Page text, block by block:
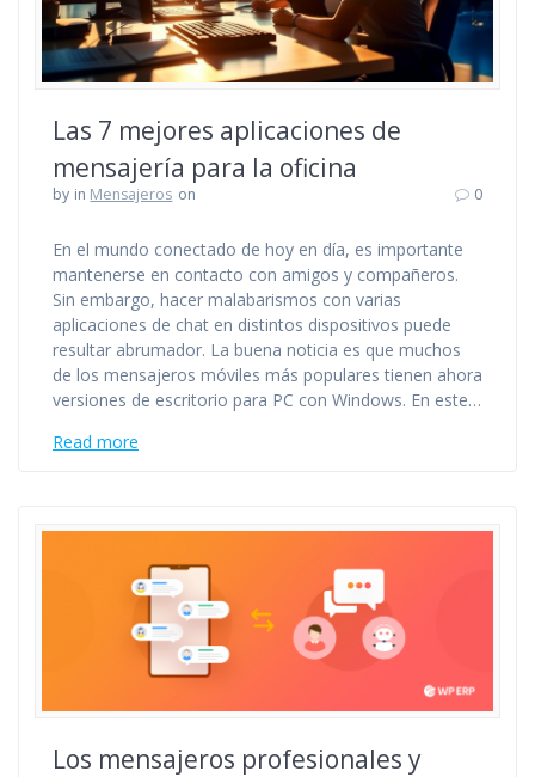
Las 7 mejores aplicaciones de
mensajería para la oficina
by in Mensajeros on 0
En el mundo conectado de hoy en día, es importante
mantenerse en contacto con amigos y compañeros.
Sin embargo, hacer malabarismos con varias
aplicaciones de chat en distintos dispositivos puede
resultar abrumador. La buena noticia es que muchos
de los mensajeros móviles más populares tienen ahora
versiones de escritorio para PC con Windows. En este…
Read more
Los mensajeros profesionales y